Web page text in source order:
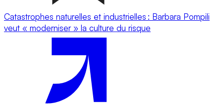
Catastrophes naturelles et industrielles : Barbara Pompili
veut « moderniser » la culture du risque